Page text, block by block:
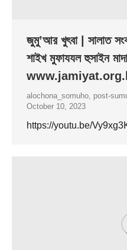
জুমু’আর খুৎবা | সালাত
শাইখ মুফাযযল হুসাইন
alochona_somuho, post-
October 10, 2023
https://youtu.be/